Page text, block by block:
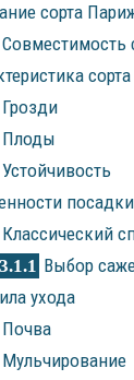
сорта
Совместимость
сорта
Грозди
Плоды
Устойчивость
посадки
Классический
3.1.1 Выбор
ухода
Почва
Мульчирование